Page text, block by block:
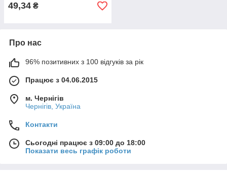
49,34 ₴
Про нас
96% позитивних з 100 відгуків за рік
Працює з 04.06.2015
м. Чернігів
Чернігів, Україна
Контакти
Сьогодні працює з 09:00 до 18:00
Показати весь графік роботи